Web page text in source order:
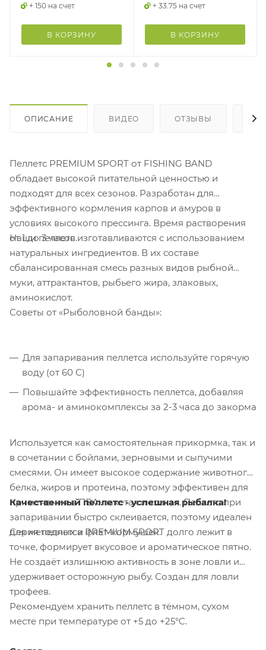
+ 150 на счет
В КОРЗИНУ
+ 33.75 на счет
В КОРЗИНУ
ОПИСАНИЕ ВИДЕО ОТЗЫВЫ
Пеллетс PREMIUM SPORT от FISHING BAND
обладает высокой питательной ценностью и
подходят для всех сезонов. Разработан для
эффективного кормления карпов и амуров в
условиях высокого прессинга. Время растворения
от 1 до 3 часов.
Наши пеллетс изготавливаются с использованием
натуральных ингредиентов. В их составе
сбалансированная смесь разных видов рыбной
муки, аттрактантов, рыбьего жира, злаковых,
аминокислот.
Советы от «Рыболовной банды»:
Для запаривания пеллетса используйте горячую
воду (от 60 С)
Повышайте эффективность пеллетса, добавляя
арома- и аминокомплексы за 2-3 часа до закорма
Используется как самостоятельная прикормка, так и
в сочетании с бойлами, зерновыми и сыпучими
смесями. Он имеет высокое содержание животного
белка, жиров и протеина, поэтому эффективен для
применения в ПВА-пакетах и стиках. Пеллетс при
запаривании быстро склеивается, поэтому идеален
для методных и флэт-кормушек.
Качественный пеллетс - успешная рыбалка!
Серия пеллетса PREMIUM SPORT долго лежит в
точке, формирует вкусовое и ароматическое пятно.
Не создаёт излишнюю активность в зоне ловли и
удерживает осторожную рыбу. Создан для ловли
трофеев.
Рекомендуем хранить пеллетс в тёмном, сухом
месте при температуре от +5 до +25°C.